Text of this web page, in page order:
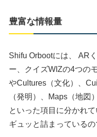
豊富な情報量
Shifu Orbootには、 AR
ー、クイズWIZの4つの
やCultures（文化）、
（発明）、Maps（地図
といった項目に分かれ
ギュッと詰まっているの